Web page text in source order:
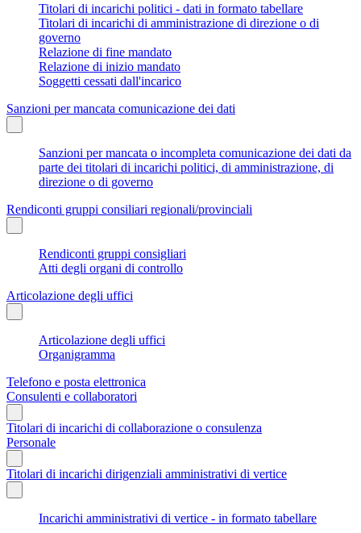
Titolari di incarichi politici - dati in formato tabellare
Titolari di incarichi di amministrazione di direzione o di
governo
Relazione di fine mandato
Relazione di inizio mandato
Soggetti cessati dall'incarico
Sanzioni per mancata comunicazione dei dati
Sanzioni per mancata o incompleta comunicazione dei dati da
parte dei titolari di incarichi politici, di amministrazione, di
direzione o di governo
Rendiconti gruppi consiliari regionali/provinciali
Rendiconti gruppi consigliari
Atti degli organi di controllo
Articolazione degli uffici
Articolazione degli uffici
Organigramma
Telefono e posta elettronica
Consulenti e collaboratori
Titolari di incarichi di collaborazione o consulenza
Personale
Titolari di incarichi dirigenziali amministrativi di vertice
Incarichi amministrativi di vertice - in formato tabellare